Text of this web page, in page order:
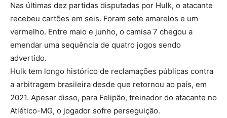
Nas últimas dez partidas disputadas por Hulk, o atacante
recebeu cartões em seis. Foram sete amarelos e um
vermelho. Entre maio e junho, o camisa 7 chegou a
emendar uma sequência de quatro jogos sendo
advertido.
Hulk tem longo histórico de reclamações públicas contra
a arbitragem brasileira desde que retornou ao país, em
2021. Apesar disso, para Felipão, treinador do atacante no
Atlético-MG, o jogador sofre perseguição.